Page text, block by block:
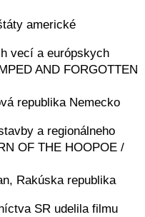
americké
vecí a európskych
AND FORGOTTEN
republika Nemecko
a regionálneho
OF THE HOOPOE /
Rakúska republika
SR udelila filmu